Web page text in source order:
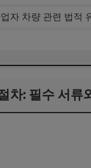
자 차량 관련 법적
차: 필수 서류